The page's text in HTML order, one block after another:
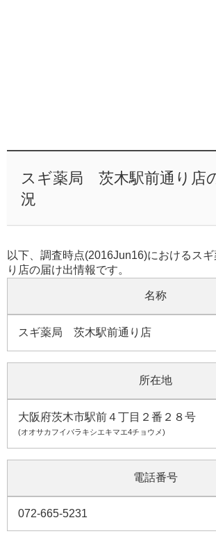
スギ薬局 茨木駅前通り店
況
以下、調査時点(2016Jun16)におけるス
り店の届け出情報です。
名称
スギ薬局 茨木駅前通り店
所在地
大阪府茨木市駅前４丁目２番２８号
(オオサカフイバラキシエキマエ4チョウメ)
電話番号
072-665-5231